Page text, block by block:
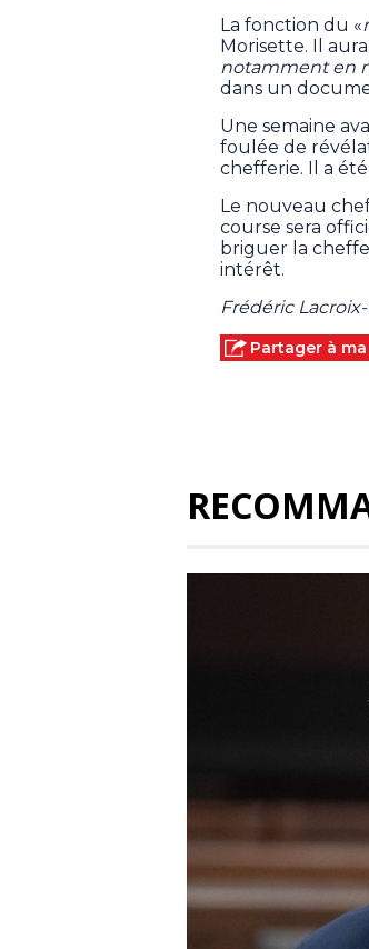
La fonction du «
Morisette. Il aura
notamment en
dans un
Une semaine
foulée de
chefferie. Il a
Le nouveau
course sera
briguer la
intérêt.
Frédéric
Partager à